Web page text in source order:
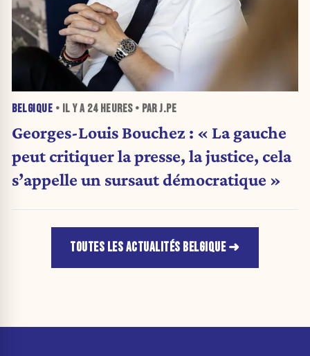
BELGIQUE • IL Y A 24 HEURES• PAR J.PE
Georges-Louis Bouchez : « La gauche
peut critiquer la presse, la justice, cela
s’appelle un sursaut démocratique »
TOUTES LES ACTUALITÉS BELGIQUE